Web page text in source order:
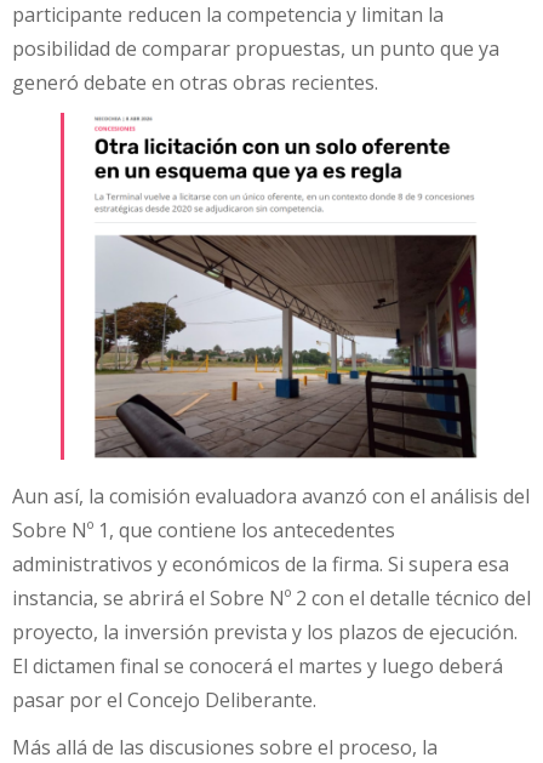
participante reducen la competencia y limitan la
posibilidad de comparar propuestas, un punto que ya
generó debate en otras obras recientes.
Aun así, la comisión evaluadora avanzó con el análisis del
Sobre Nº 1, que contiene los antecedentes
administrativos y económicos de la firma. Si supera esa
instancia, se abrirá el Sobre Nº 2 con el detalle técnico del
proyecto, la inversión prevista y los plazos de ejecución.
El dictamen final se conocerá el martes y luego deberá
pasar por el Concejo Deliberante.
Más allá de las discusiones sobre el proceso, la